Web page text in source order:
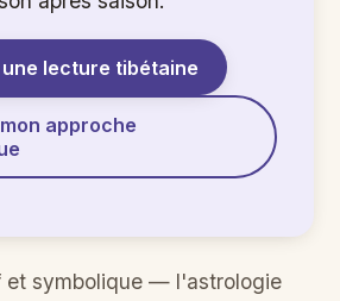
lecture tibétaine
approche
et symbolique — l'astrologie